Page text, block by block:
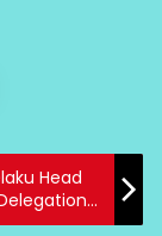
Head
Jaksa